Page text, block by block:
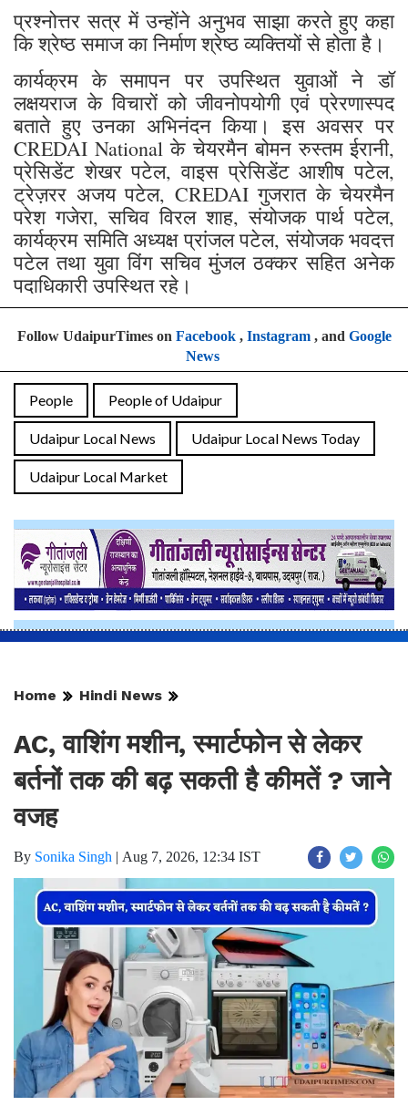
प्रश्नोत्तर सत्र में उन्होंने अनुभव साझा करते हुए कहा
कि श्रेष्ठ समाज का निर्माण श्रेष्ठ व्यक्तियों से होता है।
कार्यक्रम के समापन पर उपस्थित युवाओं ने डॉ
लक्षयराज के विचारों को जीवनोपयोगी एवं प्रेरणास्पद
बताते हुए उनका अभिनंदन किया। इस अवसर पर
CREDAI National के चेयरमैन बोमन रुस्तम ईरानी,
प्रेसिडेंट शेखर पटेल, वाइस प्रेसिडेंट आशीष पटेल,
ट्रेज़रर अजय पटेल, CREDAI गुजरात के चेयरमैन
परेश गजेरा, सचिव विरल शाह, संयोजक पार्थ पटेल,
कार्यक्रम समिति अध्यक्ष प्रांजल पटेल, संयोजक भवदत्त
पटेल तथा युवा विंग सचिव मुंजल ठक्कर सहित अनेक
पदाधिकारी उपस्थित रहे।
Follow UdaipurTimes on Facebook, Instagram, and Google
News
People People of Udaipur
Udaipur Local News Udaipur Local News Today
Udaipur Local Market
Home Hindi News
AC, वाशिंग मशीन, स्मार्टफोन से लेकर
बर्तनों तक की बढ़ सकती है कीमतें ? जाने
वजह
By Sonika Singh | Aug 7, 2026, 12:34 IST